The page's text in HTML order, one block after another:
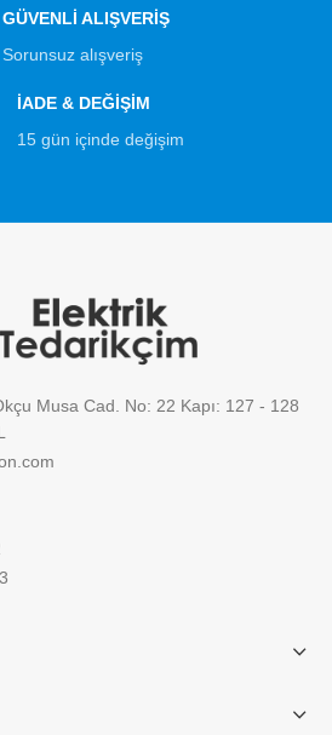
GÜVENLİ ALIŞVERİŞ
Sorunsuz alışveriş
İADE & DEĞİŞİM
15 gün içinde değişim
Musa Cad. No: 22 Kapı: 127 - 128